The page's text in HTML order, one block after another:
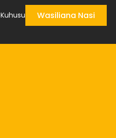
Kuhusu Wasiliana Nasi